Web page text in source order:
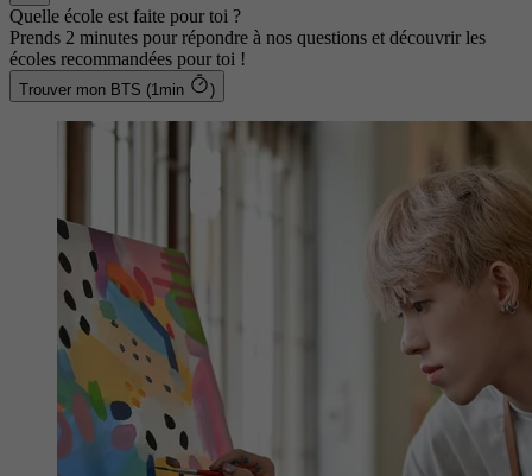
Quelle école est faite pour toi ?
Prends 2 minutes pour répondre à nos questions et découvrir les
écoles recommandées pour toi !
Trouver mon BTS (1min )